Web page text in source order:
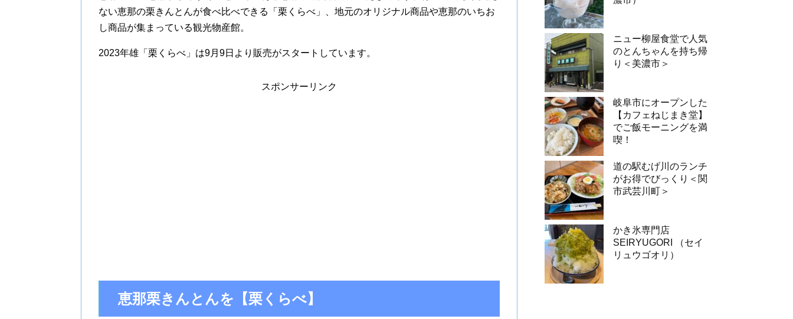
ない恵那の栗きんとんが食べ比べできる「栗くらべ」、地元のオリジナル商品や恵那のいちお
し商品が集まっている観光物産館。
2023年雄「栗くらべ」は9月9日より販売がスタートしています。
スポンサーリンク
恵那栗きんとんを【栗くらべ】
ニュー柳屋食堂で人気
のとんちゃんを持ち帰
り＜美濃市＞
岐阜市にオープンした
【カフェねじまき堂】
でご飯モーニングを満
喫！
道の駅むげ川のランチ
がお得でびっくり＜関
市武芸川町＞
かき氷専門店
SEIRYUGORI （セイ
リュウゴオリ）